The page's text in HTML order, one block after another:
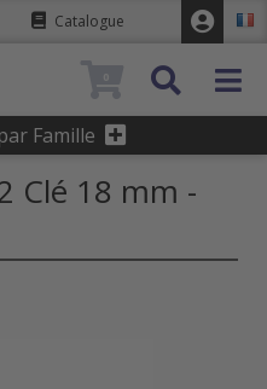
Catalogue
Famille
0
Clé 18 mm -